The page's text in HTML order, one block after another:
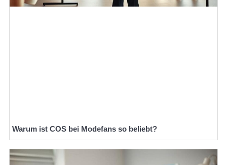
Warum ist COS bei Modefans so beliebt?